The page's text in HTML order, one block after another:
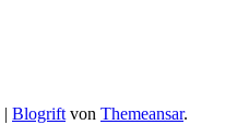
| Blogrift von Themeansar.